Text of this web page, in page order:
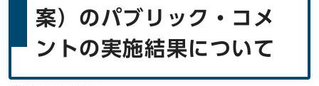
案）のパブリック・コメ
ントの実施結果について